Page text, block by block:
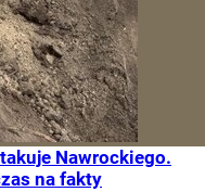
Nawrockiego.
na fakty